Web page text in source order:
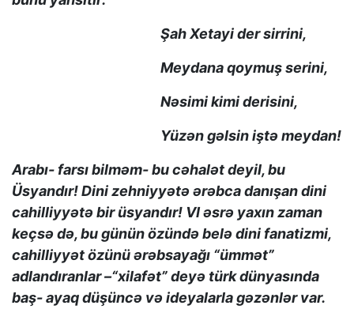
Şah Xetayi der sirrini,
Meydana qoymuş serini,
Nəsimi kimi derisini,
Yüzən gəlsin iştə meydan!
Arabı- farsı bilməm- bu cəhalət deyil, bu
Üsyandır! Dini zehniyyətə ərəbca danışan dini
cahilliyyətə bir üsyandır! VI əsrə yaxın zaman
keçsə də, bu günün özündə belə dini fanatizmi,
cahilliyyət özünü ərəbsayağı “ümmət”
adlandıranlar –“xilafət” deyə türk dünyasında
baş- ayaq düşüncə və ideyalarla gəzənlər var.